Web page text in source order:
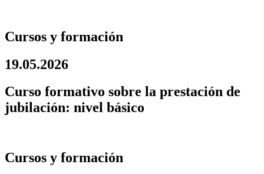
Cursos y formación
19.05.2026
Curso formativo sobre la prestación de
jubilación: nivel básico
Cursos y formación